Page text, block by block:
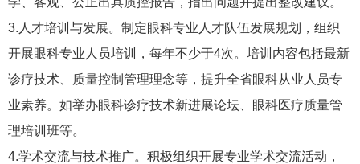
3.人才培训与发展。制定眼科专业人才队伍发展规划，组织
开展眼科专业人员培训，每年不少于4次。培训内容包括最新
诊疗技术、质量控制管理理念等，提升全省眼科从业人员专
业素养。如举办眼科诊疗技术新进展论坛、眼科医疗质量管
理培训班等。
4.学术交流与技术推广。积极组织开展专业学术交流活动，